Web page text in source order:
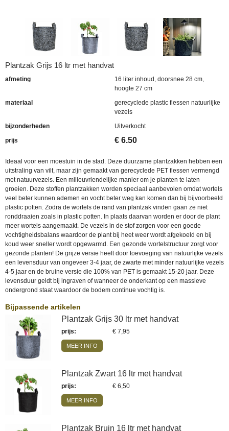
Plantzak Grijs 16 ltr met handvat
afmeting
16 liter inhoud, doorsnee 28 cm,
hoogte 27 cm
materiaal
gerecyclede plastic flessen natuurlijke
vezels
bijzonderheden
Uitverkocht
prijs
€ 6.50
Ideaal voor een moestuin in de stad. Deze duurzame plantzakken hebben een
uitstraling van vilt, maar zijn gemaakt van gerecyclede PET flessen vermengd
met natuurvezels. Een milieuvriendelijke manier om je planten te laten
groeien. Deze stoffen plantzakken worden speciaal aanbevolen omdat wortels
veel beter kunnen ademen en vocht beter weg kan komen dan bij bijvoorbeeld
plastic potten. Zodra de wortels de rand van plantzak vinden gaan ze niet
ronddraaien zoals in plastic potten. In plaats daarvan worden er door de plant
meer wortels aangemaakt. De vezels in de stof zorgen voor een goede
vochtigheidsbalans waardoor de plant bij heet weer wordt afgekoeld en bij
koud weer sneller wordt opgewarmd. Een gezonde wortelstructuur zorgt voor
gezonde planten! De grijze versie heeft door toevoeging van natuurlijke vezels
een levensduur van ongeveer 3-4 jaar, de zwarte met minder natuurlijke vezels
4-5 jaar en de bruine versie die 100% van PET is gemaakt 15-20 jaar. Deze
levensduur geldt bij ingraven of wanneer de onderkant op een massieve
ondergrond staat waardoor de bodem continue vochtig is.
Bijpassende artikelen
Plantzak Grijs 30 ltr met handvat
prijs: € 7,95
MEER INFO
Plantzak Zwart 16 ltr met handvat
prijs: € 6,50
MEER INFO
Plantzak Bruin 16 ltr met handvat